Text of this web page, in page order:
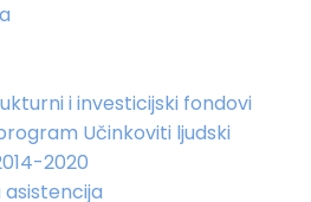
i investicijski fondovi
Učinkoviti ljudski
2020
asistencija